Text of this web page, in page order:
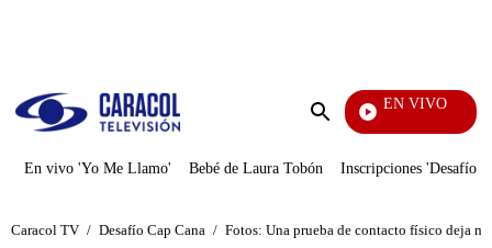
Enviar
EN VIVO
También
En vivo 'Yo Me Llamo' Bebé de Laura Tobón Inscripciones 'Desafío'
Caracol TV / Desafío Cap Cana / Fotos: Una prueba de contacto físico deja